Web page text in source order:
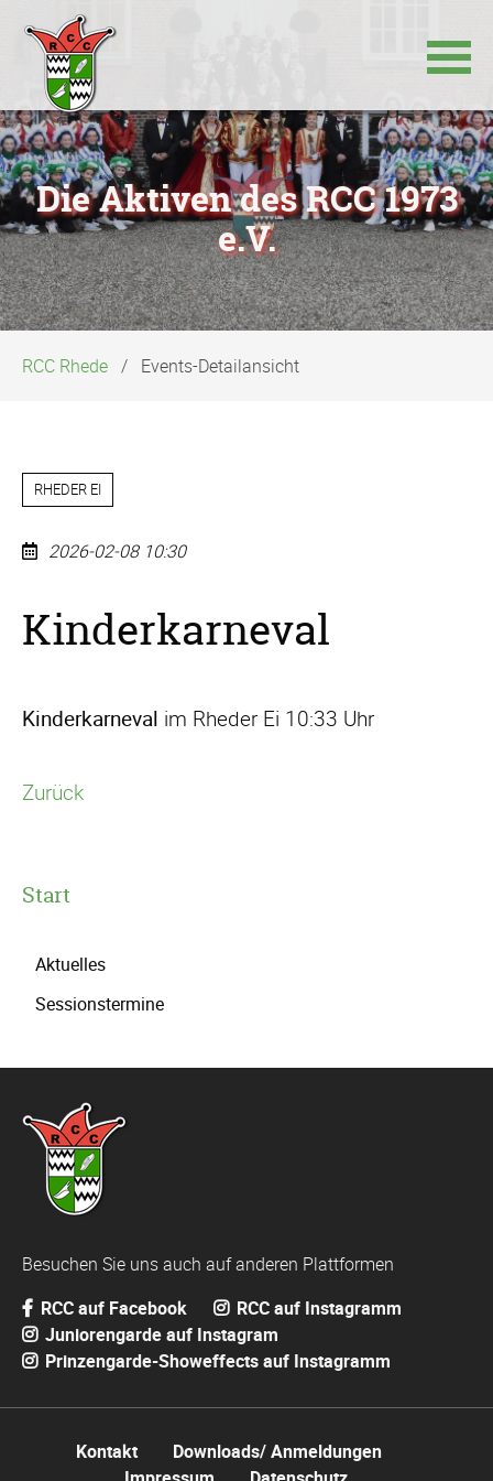
Navigation
überspringen
Die Aktiven des RCC 1973
e.V.
RCC Rhede Events-Detailansicht
RHEDER EI
2026-02-08 10:30
Kinderkarneval
Kinderkarneval im Rheder Ei 10:33 Uhr
Zurück
Start
überspringen
Aktuelles
Sessionstermine
Besuchen Sie uns auch auf anderen Plattformen
RCC auf Facebook
RCC auf Instagramm
Juniorengarde auf Instagram
Prinzengarde-Showeffects auf Instagramm
Kontakt
Downloads/ Anmeldungen